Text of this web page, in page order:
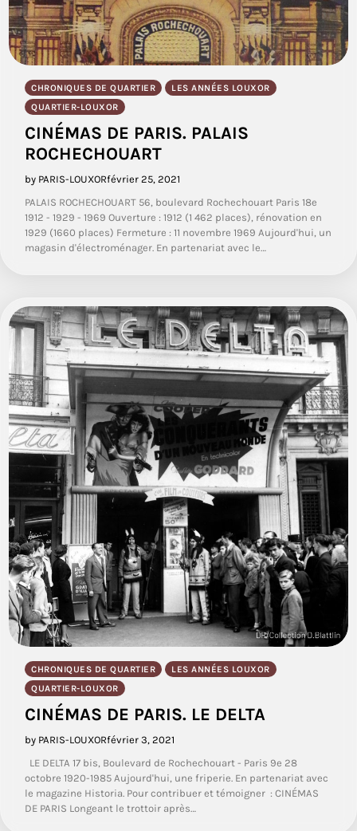
CHRONIQUES DE QUARTIER
LES ANNÉES LOUXOR
QUARTIER-LOUXOR
CINÉMAS DE PARIS. PALAIS
ROCHECHOUART
by PARIS-LOUXORfévrier 25, 2021
PALAIS ROCHECHOUART 56, boulevard Rochechouart Paris 18e
1912 - 1929 - 1969 Ouverture : 1912 (1 462 places), rénovation en
1929 (1660 places) Fermeture : 11 novembre 1969 Aujourd'hui, un
magasin d'électroménager. En partenariat avec le…
CHRONIQUES DE QUARTIER
LES ANNÉES LOUXOR
QUARTIER-LOUXOR
CINÉMAS DE PARIS. LE DELTA
by PARIS-LOUXORfévrier 3, 2021
LE DELTA 17 bis, Boulevard de Rochechouart - Paris 9e 28
octobre 1920-1985 Aujourd'hui, une friperie. En partenariat avec
le magazine Historia. Pour contribuer et témoigner : CINÉMAS
DE PARIS Longeant le trottoir après…